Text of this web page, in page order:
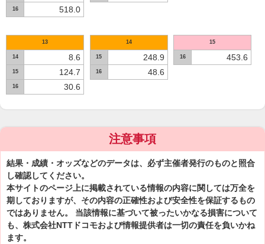
16 518.0
13
14 8.6
15 124.7
16 30.6
14
15 248.9
16 48.6
15
16 453.6
注意事項
結果・成績・オッズなどのデータは、必ず主催者発行のものと照合
し確認してください。
本サイトのページ上に掲載されている情報の内容に関しては万全を
期しておりますが、その内容の正確性および安全性を保証するもの
ではありません。 当該情報に基づいて被ったいかなる損害について
も、株式会社NTTドコモおよび情報提供者は一切の責任を負いかね
ます。